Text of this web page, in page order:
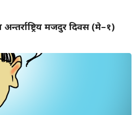
मजदुर दिवस (मे–१)